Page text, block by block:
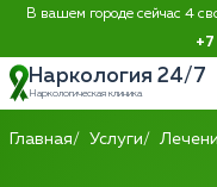
В вашем городе сейчас 4
Наркология 24/7
Наркологическая клиника
Главная Услуги